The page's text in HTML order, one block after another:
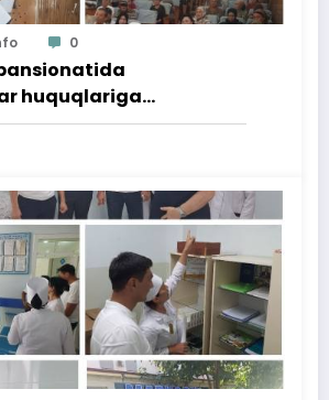
0
huquqlariga
targ‘ibot tadbiri